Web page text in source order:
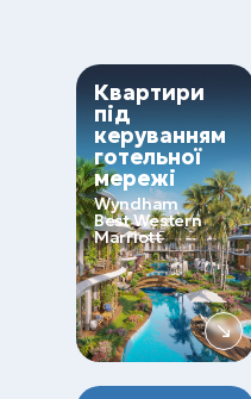
Квартири
під
керуванням
готельної
мережі
Wyndham
Best Western
Marriott